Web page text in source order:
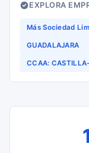
EXPLORA
Más Sociedad
GUADALAJARA
CCAA: